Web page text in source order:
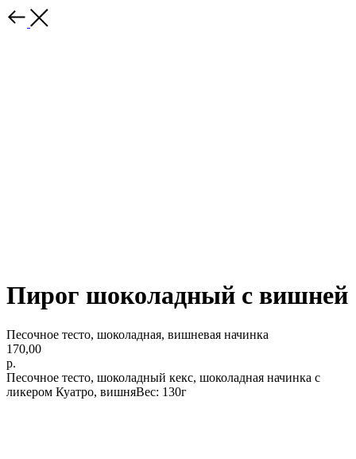
Пирог шоколадный с вишней
Песочное тесто, шоколадная, вишневая начинка
170,00
р.
Песочное тесто, шоколадный кекс, шоколадная начинка с
ликером Куатро, вишняВес: 130г